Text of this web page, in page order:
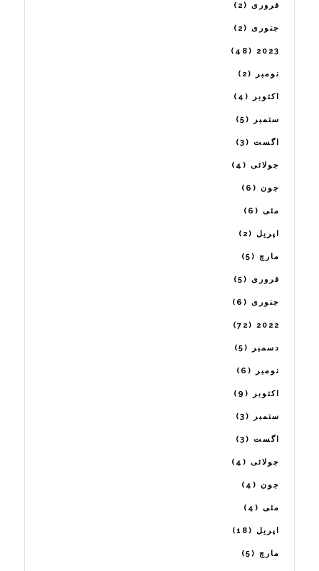
فروری 2
جنوری 2
2023
48
نومبر 2
اکتوبر 4
ستمبر 5
اگست 3
جولائی 4
جون 6
مئی 6
اپریل 2
مارچ 5
فروری 5
جنوری 6
2022
72
دسمبر 5
نومبر 6
اکتوبر 9
ستمبر 3
اگست 3
جولائی 4
جون 4
مئی 4
اپریل 18
مارچ 5